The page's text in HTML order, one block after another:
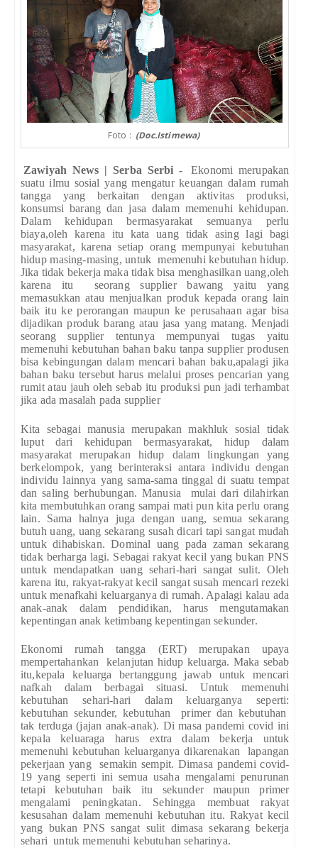
Foto : (Doc.Istimewa)
Zawiyah News | Serba Serbi -
Ekonomi merupakan
suatu ilmu sosial yang mengatur keuangan dalam rumah
tangga yang berkaitan dengan aktivitas produksi,
konsumsi barang dan jasa dalam memenuhi kehidupan.
Dalam kehidupan bermasyarakat semuanya perlu
biaya,oleh karena itu kata uang tidak asing lagi bagi
masyarakat, karena setiap orang mempunyai kebutuhan
hidup masing-masing, untuk memenuhi kebutuhan hidup.
Jika tidak bekerja maka tidak bisa menghasilkan uang,oleh
karena itu seorang supplier bawang yaitu yang
memasukkan atau menjualkan produk kepada orang lain
baik itu ke perorangan maupun ke perusahaan agar bisa
dijadikan produk barang atau jasa yang matang. Menjadi
seorang supplier tentunya mempunyai tugas yaitu
memenuhi kebutuhan bahan baku tanpa supplier produsen
bisa kebingungan dalam mencari bahan baku,apalagi jika
bahan baku tersebut harus melalui proses pencarian yang
rumit atau jauh oleh sebab itu produksi pun jadi terhambat
jika ada masalah pada supplier
Kita sebagai manusia merupakan makhluk sosial tidak
luput dari kehidupan bermasyarakat, hidup dalam
masyarakat merupakan hidup dalam lingkungan yang
berkelompok, yang berinteraksi antara individu dengan
individu lainnya yang sama-sama tinggal di suatu tempat
dan saling berhubungan. Manusia mulai dari dilahirkan
kita membutuhkan orang sampai mati pun kita perlu orang
lain. Sama halnya juga dengan uang, semua sekarang
butuh uang, uang sekarang susah dicari tapi sangat mudah
untuk dihabiskan. Dominal uang pada zaman sekarang
tidak berharga lagi. Sebagai rakyat kecil yang bukan PNS
untuk mendapatkan uang sehari-hari sangat sulit. Oleh
karena itu, rakyat-rakyat kecil sangat susah mencari rezeki
untuk menafkahi keluarganya di rumah. Apalagi kalau ada
anak-anak dalam pendidikan, harus mengutamakan
kepentingan anak ketimbang kepentingan sekunder.
Ekonomi rumah tangga (ERT) merupakan upaya
mempertahankan kelanjutan hidup keluarga. Maka sebab
itu,kepala keluarga bertanggung jawab untuk mencari
nafkah dalam berbagai situasi. Untuk memenuhi
kebutuhan sehari-hari dalam keluarganya seperti:
kebutuhan sekunder, kebutuhan primer dan kebutuhan
tak terduga (jajan anak-anak). Di masa pandemi covid ini
kepala keluaraga harus extra dalam bekerja untuk
memenuhi kebutuhan keluarganya dikarenakan lapangan
pekerjaan yang semakin sempit. Dimasa pandemi covid-
19 yang seperti ini semua usaha mengalami penurunan
tetapi kebutuhan baik itu sekunder maupun primer
mengalami peningkatan. Sehingga membuat rakyat
kesusahan dalam memenuhi kebutuhan itu. Rakyat kecil
yang bukan PNS sangat sulit dimasa sekarang bekerja
sehari untuk memenuhi kebutuhan seharinya.